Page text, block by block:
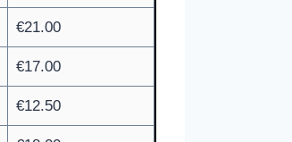
€21.00
€17.00
€12.50